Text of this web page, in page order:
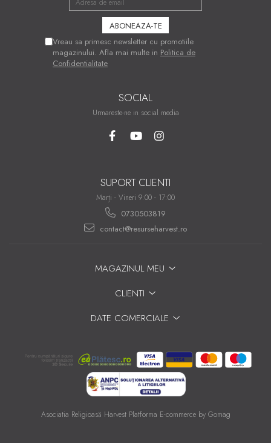
Vreau sa primesc newsletter cu promotiile
magazinului. Afla mai multe in Politica de
Confidentialitate
SOCIAL
Urmareste-ne in social media
SUPORT CLIENTI
Marți - Vineri 9:00 - 17:00
0730503819
contact@resurseharvest.ro
MAGAZINUL MEU
CLIENTI
DATE COMERCIALE
Asociatia Religioasă Harvest Platforma E-commerce by Gomag